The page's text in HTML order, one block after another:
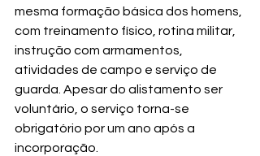
mesma formação básica dos homens,
com treinamento físico, rotina militar,
instrução com armamentos,
atividades de campo e serviço de
guarda. Apesar do alistamento ser
voluntário, o serviço torna-se
obrigatório por um ano após a
incorporação.